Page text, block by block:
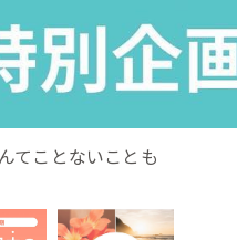
てことないことも